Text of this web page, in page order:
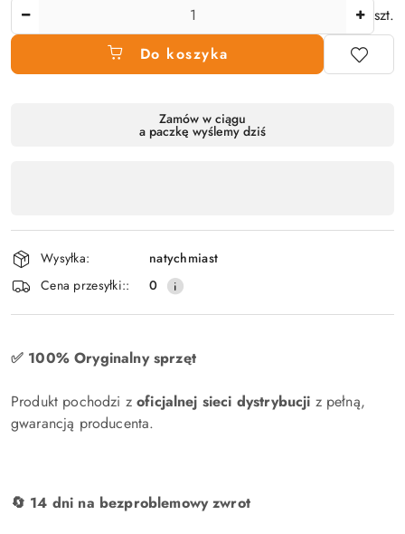
szt.
Do koszyka
dostawa
Zamów w ciągu
a paczkę wyślemy dziś
Wysyłka:
natychmiast
Cena przesyłki::
0
✅ 100% Oryginalny sprzęt
Produkt pochodzi zoficjalnej sieci dystrybucji z pełną,
gwarancją producenta.
🔄 14 dni na bezproblemowy zwrot